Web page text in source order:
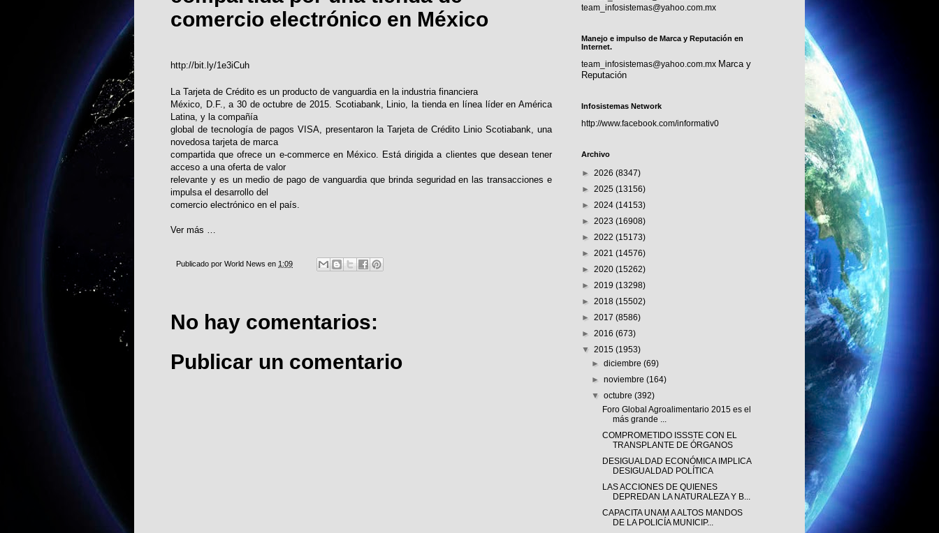
comercio electrónico en México
http://bit.ly/1e3iCuh
La Tarjeta de Crédito es un producto de vanguardia en la industria financiera
México, D.F., a 30 de octubre de 2015. Scotiabank, Linio, la tienda en línea líder en América
Latina, y la compañía
global de tecnología de pagos VISA, presentaron la Tarjeta de Crédito Linio Scotiabank, una
novedosa tarjeta de marca
compartida que ofrece un e-commerce en México. Está dirigida a clientes que desean tener
acceso a una oferta de valor
relevante y es un medio de pago de vanguardia que brinda seguridad en las transacciones e
impulsa el desarrollo del
comercio electrónico en el país.
Ver más …
Publicado por World News en 1:09
No hay comentarios:
Publicar un comentario
team_infosistemas@yahoo.com.mx
Manejo e impulso de Marca y Reputación en
Internet.
team_infosistemas@yahoo.com.mx Marca y
Reputación
Infosistemas Network
http://www.facebook.com/informativ0
Archivo
► 2026 (8347)
► 2025 (13156)
► 2024 (14153)
► 2023 (16908)
► 2022 (15173)
► 2021 (14576)
► 2020 (15262)
► 2019 (13298)
► 2018 (15502)
► 2017 (8586)
► 2016 (673)
▼ 2015 (1953)
►diciembre(69)
►noviembre(164)
▼octubre(392)
Foro Global Agroalimentario 2015 es el
más grande ...
COMPROMETIDO ISSSTE CON EL
TRANSPLANTE DE ÓRGANOS
DESIGUALDAD ECONÓMICA IMPLICA
DESIGUALDAD POLÍTICA
LAS ACCIONES DE QUIENES
DEPREDAN LA NATURALEZA Y B...
CAPACITA UNAM A ALTOS MANDOS
DE LA POLICÍA MUNICIP...